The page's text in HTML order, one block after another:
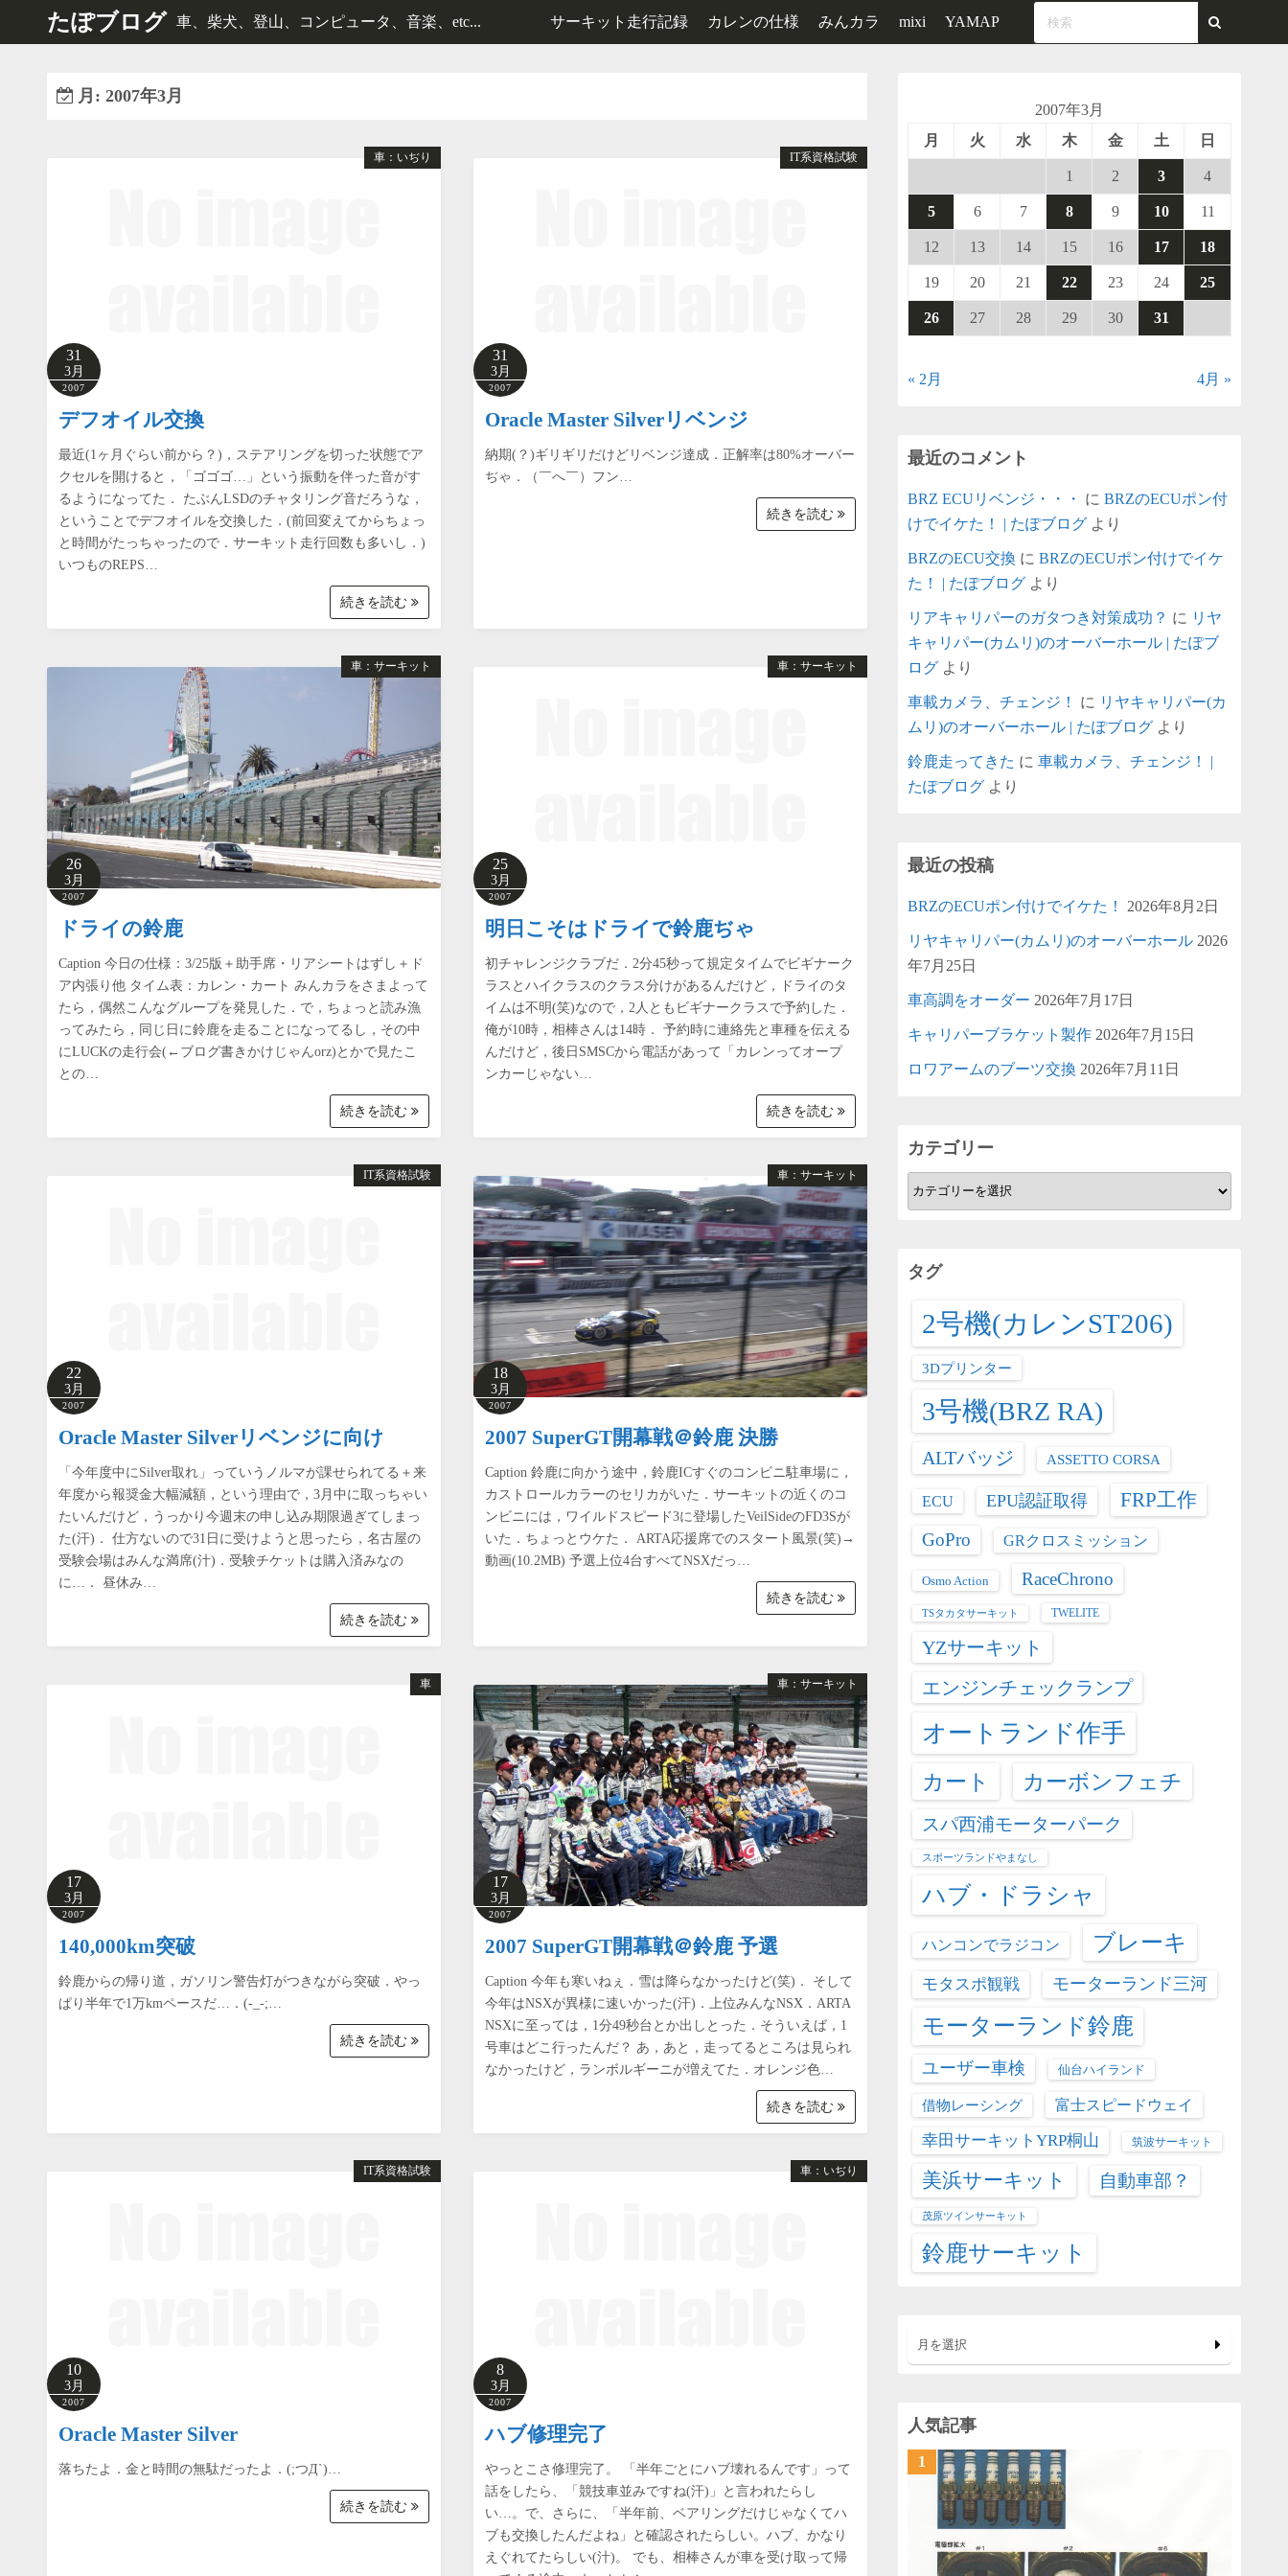
たぽブログ 車、柴犬、登山、コンピュータ、音楽、etc... サーキット走行記録 カレンの仕様 みんカラ mixi YAMAP
月: 2007年3月
車：いぢり
31
3月
2007
デフオイル交換
最近(1ヶ月ぐらい前から？)，ステアリングを切った状態でア
クセルを開けると，「ゴゴゴ…」という振動を伴った音がす
るようになってた． たぶんLSDのチャタリング音だろうな，
ということでデフオイルを交換した．(前回変えてからちょっ
と時間がたっちゃったので．サーキット走行回数も多いし．)
いつものREPS…
続きを読む
IT系資格試験
31
3月
2007
Oracle Master Silverリベンジ
納期(？)ギリギリだけどリベンジ達成．正解率は80%オーバー
ぢゃ．（￣へ￣）フン…
続きを読む
車：サーキット
26
3月
2007
ドライの鈴鹿
Caption 今日の仕様：3/25版＋助手席・リアシートはずし＋ド
ア内張り他 タイム表：カレン・カート みんカラをさまよって
たら，偶然こんなグループを発見した．で，ちょっと読み漁
ってみたら，同じ日に鈴鹿を走ることになってるし，その中
にLUCKの走行会(←ブログ書きかけじゃんorz)とかで見たこ
との…
続きを読む
車：サーキット
25
3月
2007
明日こそはドライで鈴鹿ぢゃ
初チャレンジクラブだ．2分45秒って規定タイムでビギナーク
ラスとハイクラスのクラス分けがあるんだけど，ドライのタ
イムは不明(笑)なので，2人ともビギナークラスで予約した．
俺が10時，相棒さんは14時． 予約時に連絡先と車種を伝える
んだけど，後日SMSCから電話があって「カレンってオープ
ンカーじゃない…
続きを読む
IT系資格試験
22
3月
2007
Oracle Master Silverリベンジに向け
「今年度中にSilver取れ」っていうノルマが課せられてる＋来
年度から報奨金大幅減額，という理由で，3月中に取っちゃい
たいんだけど，うっかり今週末の申し込み期限過ぎてしまっ
た(汗)． 仕方ないので31日に受けようと思ったら，名古屋の
受験会場はみんな満席(汁)．受験チケットは購入済みなの
に…． 昼休み…
続きを読む
車：サーキット
18
3月
2007
2007 SuperGT開幕戦＠鈴鹿 決勝
Caption 鈴鹿に向かう途中，鈴鹿ICすぐのコンビニ駐車場に，
カストロールカラーのセリカがいた．サーキットの近くのコ
ンビニには，ワイルドスピード3に登場したVeilSideのFD3Sが
いた．ちょっとウケた． ARTA応援席でのスタート風景(笑)→
動画(10.2MB) 予選上位4台すべてNSXだっ…
続きを読む
車
17
3月
2007
140,000km突破
鈴鹿からの帰り道，ガソリン警告灯がつきながら突破．やっ
ぱり半年で1万kmペースだ…．(-_-;…
続きを読む
車：サーキット
17
3月
2007
2007 SuperGT開幕戦＠鈴鹿 予選
Caption 今年も寒いねぇ．雪は降らなかったけど(笑)． そして
今年はNSXが異様に速いかった(汗)．上位みんなNSX．ARTA
NSXに至っては，1分49秒台とか出しとった．そういえば，1
号車はどこ行ったんだ？ あ，あと，走ってるところは見られ
なかったけど，ランボルギーニが増えてた．オレンジ色…
続きを読む
IT系資格試験
10
3月
2007
Oracle Master Silver
落ちたよ．金と時間の無駄だったよ．(;つД`)…
続きを読む
車：いぢり
8
3月
2007
ハブ修理完了
やっとこさ修理完了。 「半年ごとにハブ壊れるんです」って
話をしたら、「競技車並みですね(汗)」と言われたらし
い…。で、さらに、「半年前、ベアリングだけじゃなくてハ
ブも交換したんだよね」と確認されたらしい。ハブ、かなり
えぐれてたらしい(汁)。 でも、相棒さんが車を受け取って帰
2007年3月
月
火 水 木 金 土 日
1 2 3 4
5 6 7 8 9 10 11
12 13 14 15 16 17 18
19 20 21 22 23 24 25
26 27 28 29 30 31
« 2月 4月 »
最近のコメント
BRZ ECUリベンジ・・・ に BRZのECUポン付
けでイケた！ | たぽブログ より
BRZのECU交換 に BRZのECUポン付けでイケ
た！ | たぽブログ より
リアキャリパーのガタつき対策成功？ に リヤ
キャリパー(カムリ)のオーバーホール | たぽブ
ログ より
車載カメラ、チェンジ！ に リヤキャリパー(カ
ムリ)のオーバーホール | たぽブログ より
鈴鹿走ってきた に 車載カメラ、チェンジ！ |
たぽブログ より
最近の投稿
BRZのECUポン付けでイケた！ 2026年8月2日
リヤキャリパー(カムリ)のオーバーホール 2026
年7月25日
車高調をオーダー 2026年7月17日
キャリパーブラケット製作 2026年7月15日
ロワアームのブーツ交換 2026年7月11日
カテゴリー
カ
テ
ー
タグ
2号機(カレンST206)
3Dプリンター
3号機(BRZ RA)
ALTバッジ ASSETTO CORSA
ECU EPU認証取得 FRP工作
GoPro GRクロスミッション
Osmo Action RaceChrono
TSタカタサーキット TWELITE
YZサーキット
エンジンチェックランプ
オートランド作手
カート カーボンフェチ
スパ西浦モーターパーク
スポーツランドやまなし
ハブ・ドラシャ
ハンコンでラジコン ブレーキ
モタスポ観戦 モーターランド三河
モーターランド鈴鹿
ユーザー車検 仙台ハイランド
借物レーシング
富士スピードウェイ
幸田サーキットYRP桐山
筑波サーキット
美浜サーキット 自動車部？
茂原ツインサーキット
鈴鹿サーキット
月を選択
人気記事
1